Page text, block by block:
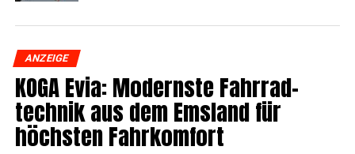
ANZEIGE
KOGA Evia: Moderns­te Fahr­rad­
tech­nik aus dem Ems­land für
höchs­ten Fahrkomfort